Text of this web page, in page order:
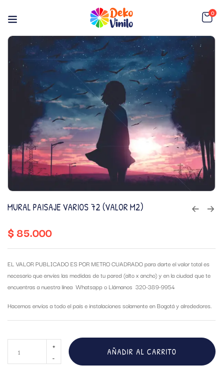
0
MURAL PAISAJE VARIOS 72 (VALOR M2)
$85.000
EL VALOR PUBLICADO ES POR METRO CUADRADO para darte el valor total es
necesario que envíes las medidas de tu pared (alto x ancho) y en la ciudad que te
encuentras a nuestra línea Whatsapp o Llámanos 320-389-9954
Hacemos envíos a todo el país e instalaciones solamente en Bogotá y alrededores.
AÑADIR AL CARRITO